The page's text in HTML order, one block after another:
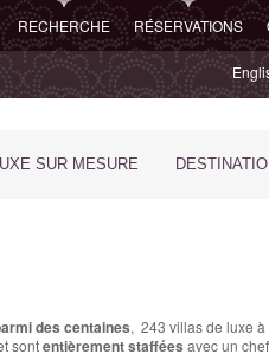
RECHERCHE RÉSERVATIONS
SUR MESURE
des centaines, 243 villas de luxe
sontentièrement staffées avec un